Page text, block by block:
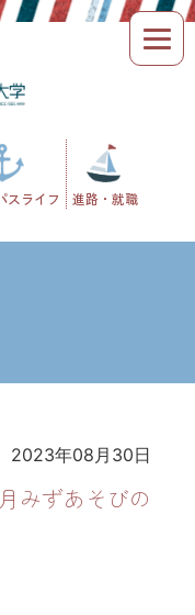
スライフ 進路・就職
2023年08月30日
みずあそびの